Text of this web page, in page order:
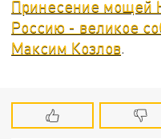
Принесение мощей
Россию - великое
Максим Козлов.